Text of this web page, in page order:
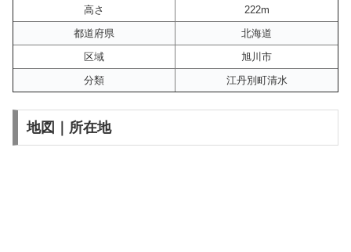
高さ
222m
都道府県
北海道
区域
旭川市
分類
江丹別町清水
地図｜所在地